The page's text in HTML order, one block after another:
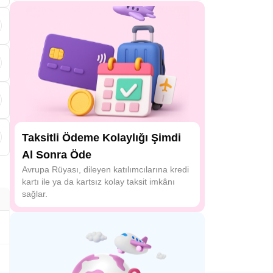
Taksitli Ödeme Kolaylığı Şimdi
Al Sonra Öde
Avrupa Rüyası, dileyen katılımcılarına kredi
kartı ile ya da kartsız kolay taksit imkânı
sağlar.